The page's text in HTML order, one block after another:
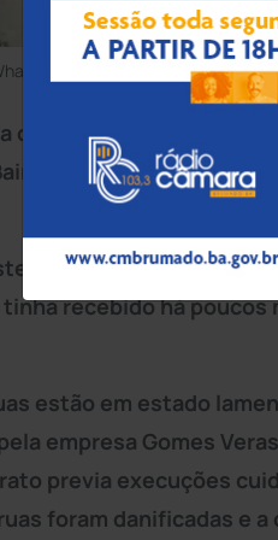
Achei Sudoeste
cidade de
,
Floresta após
os moradores alegam
recebido há
estão em estado
empresa Gomes
previa execuções
foram danificadas e